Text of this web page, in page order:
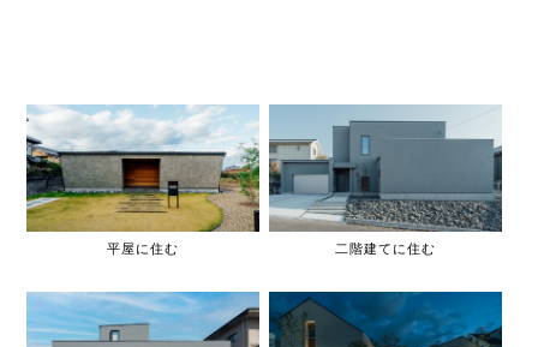
平屋に住む 二階建てに住む